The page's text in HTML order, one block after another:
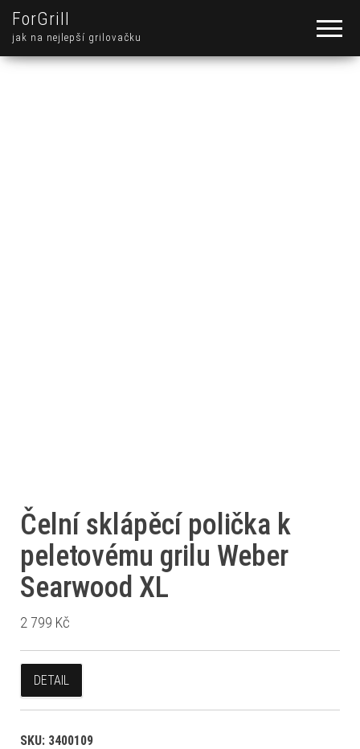
ForGrill
jak na nejlepší grilovačku
Čelní sklápěcí polička k
peletovému grilu Weber
Searwood XL
2 799 Kč
DETAIL
SKU: 3400109